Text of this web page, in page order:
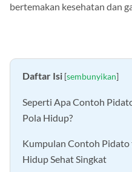
bertemakan kesehatan dan
Daftar Isi [sembunyikan]
Seperti Apa Contoh
Pola Hidup?
Kumpulan Contoh Pidato
Hidup Sehat Singkat